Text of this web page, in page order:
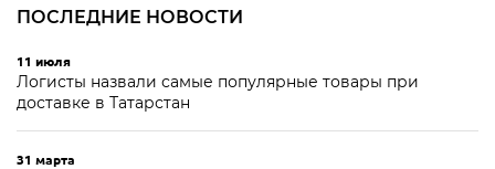
ПОСЛЕДНИЕ НОВОСТИ
11 июля
Логисты назвали самые популярные товары при
доставке в Татарстан
31 марта